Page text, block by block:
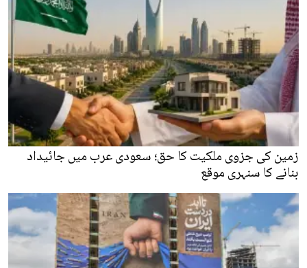
زمین کی جزوی ملکیت کا حق؛ سعودی عرب میں جائیداد
بنانے کا سنہری موقع